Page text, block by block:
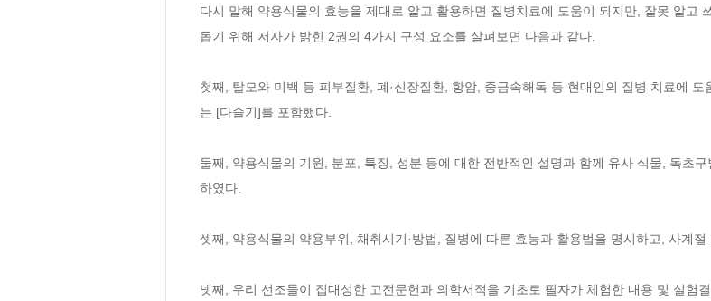
다시 말해 약용식물의 효능을 제대로 알고 활용하면 질병치료에 도움이 되지만, 잘못 알고
돕기 위해 저자가 밝힌 2권의 4가지 구성 요소를 살펴보면 다음과 같다.
첫째, 탈모와 미백 등 피부질환, 폐·신장질환, 항암, 중금속해독 등 현대인의 질병 치료에
는 [다슬기]를 포함했다.
둘째, 약용식물의 기원, 분포, 특징, 성분 등에 대한 전반적인 설명과 함께 유사 식물, 독초
하였다.
셋째, 약용식물의 약용부위, 채취시기·방법, 질병에 따른 효능과 활용법을 명시하고, 사계
넷째, 우리 선조들이 집대성한 고전문헌과 의학서적을 기초로 필자가 체험한 내용 및 실험